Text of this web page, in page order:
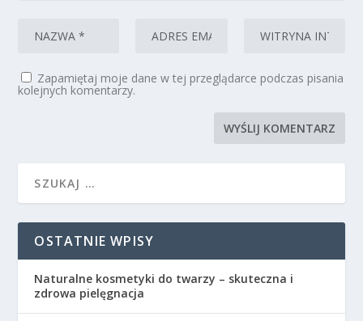
Zapamiętaj moje dane w tej przeglądarce podczas pisania
kolejnych komentarzy.
OSTATNIE WPISY
Naturalne kosmetyki do twarzy – skuteczna i
zdrowa pielęgnacja